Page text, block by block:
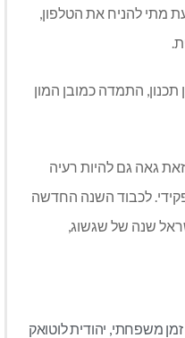
מתי להניח את הטלפון,
התמדה כמובן המון
גאה גם להיות רעיה
לכבוד השנה החדשה
שנה של שגשוג,
זמן משפחתי, יהודית לוטואק